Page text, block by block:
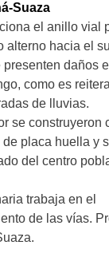
Suaza
el anillo vial
alterno hacia el
presenten daños
como es
de lluvias.
se construyeron
de placa huella y
del centro
trabaja en el
de las vías.